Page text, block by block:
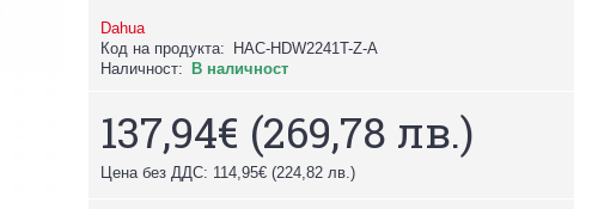
Dahua
Код на продукта:
HAC-HDW2241T-Z-A
Наличност:
В наличност
137,94€ (269,78 лв.)
Цена без ДДС: 114,95€ (224,82 лв.)